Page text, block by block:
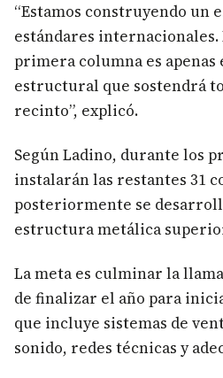
“Estamos construyendo un
estándares
primera columna es
estructural que sostendrá
recinto”, explicó.
Según Ladino, durante los
instalarán las restantes 31
posteriormente se
estructura metálica
La meta es culminar la
de finalizar el año para
que incluye sistemas de
sonido, redes técnicas y